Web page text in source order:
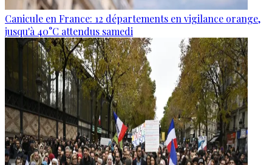
Canicule en France: 12 départements en vigilance orange,
jusqu'à 40°C attendus samedi